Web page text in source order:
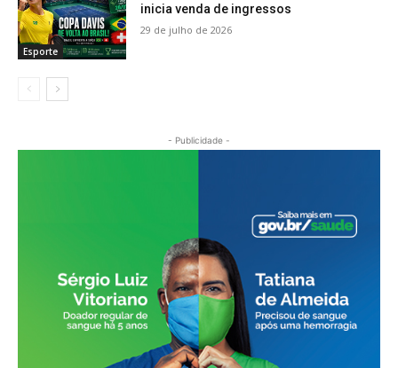
Esporte
inicia venda de ingressos
29 de julho de 2026
- Publicidade -